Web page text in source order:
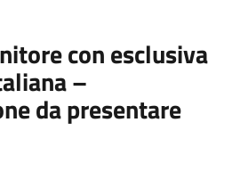
con esclusiva
–
da presentare